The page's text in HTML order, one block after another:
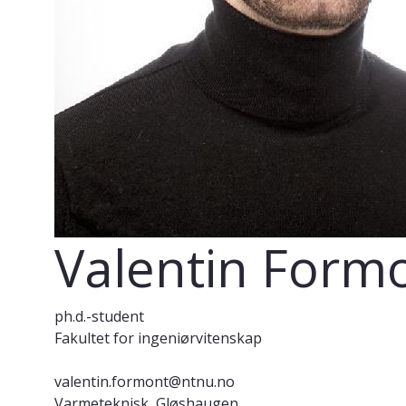
Valentin
ph.d.-student
Fakultet for ingeniørvitenskap
valentin.formont@ntnu.no